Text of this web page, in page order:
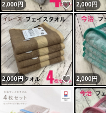
2,000円 いいね！
2,000円
2,000円 いいね！
2,000円